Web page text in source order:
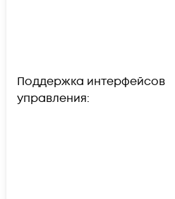
Поддержка интерфейсов
управления: